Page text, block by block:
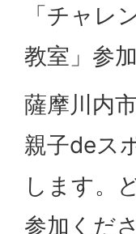
「チャレ
教室」参
薩摩川内
親子deス
します。
参加くだ